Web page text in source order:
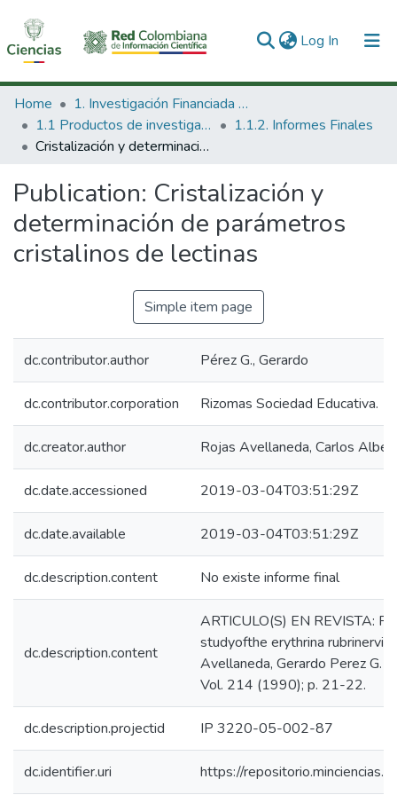
Log In (current)
Communities & Collections
All of DSpace
Home
1. Investigación Financiada con Recursos Públicos
1.1 Productos de investigación
1.1.2. Informes Finales
Cristalización y determinación de parámetros cristalinos de lectinas
Publication: Cristalización y
determinación de parámetros
cristalinos de lectinas
Simple item page
dc.contributor.author Pérez G., Gerardo
dc.contributor.corporation Rizomas Sociedad Educativa.
dc.creator.author Rojas Avellaneda, Carlos
dc.date.accessioned 2019-03-04T03:51:29Z
dc.date.available 2019-03-04T03:51:29Z
dc.description.content No existe informe final
dc.description.content
ARTICULO(S) EN REVISTA:
studyofthe erythrina
Avellaneda, Gerardo Perez G.
Vol. 214 (1990); p. 21-22.
dc.description.projectid IP 3220-05-002-87
dc.identifier.uri https://